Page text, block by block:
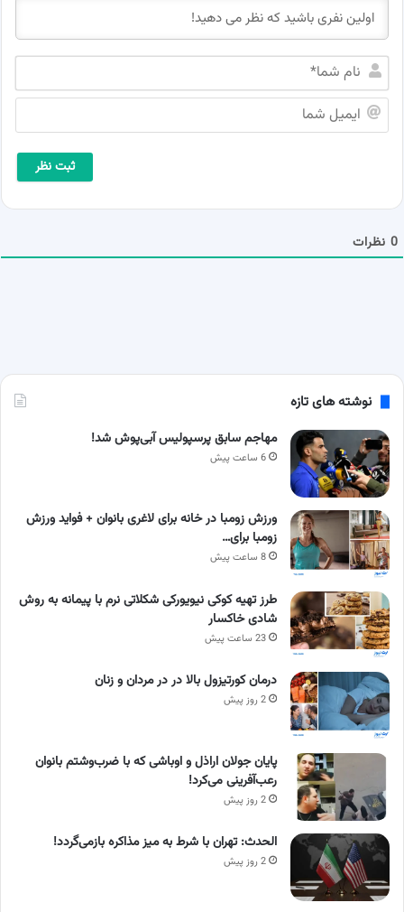
م
م
م
0 نظرات
نوشته های تازه
مهاجم سابق پرسپولیس آبی‌پوش شد!
6 ساعت پیش
ورزش زومبا در خانه برای لاغری بانوان + فواید ورزش
زومبا برای…
8 ساعت پیش
طرز تهیه کوکی نیویورکی شکلاتی نرم با پیمانه به روش
شادی خاکسار
23 ساعت پیش
درمان کورتیزول بالا در در مردان و زنان
2 روز پیش
پایان جولان اراذل و اوباشی که با ضرب‌وشتم بانوان
رعب‌آفرینی می‌کرد!
2 روز پیش
الحدث: تهران با شرط به میز مذاکره بازمی‌گردد!
2 روز پیش